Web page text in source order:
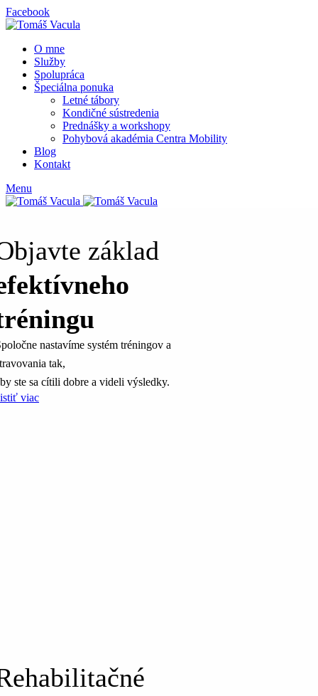
Facebook
O mne
Služby
Spolupráca
Špeciálna ponuka
Letné tábory
Kondičné sústredenia
Prednášky a workshopy
Pohybová akadémia Centra Mobility
Blog
Kontakt
Menu
základ
nastavíme systém tréningov a
tak,
ste sa cítili dobre a videli výsledky.
viac